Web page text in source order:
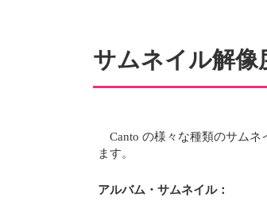
サムネイル解像
Canto の様々な種類のサム
ます。
アルバム・サムネイル：